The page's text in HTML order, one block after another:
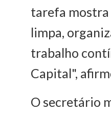
tarefa mostra
limpa,
trabalho
Capital",
O secretário